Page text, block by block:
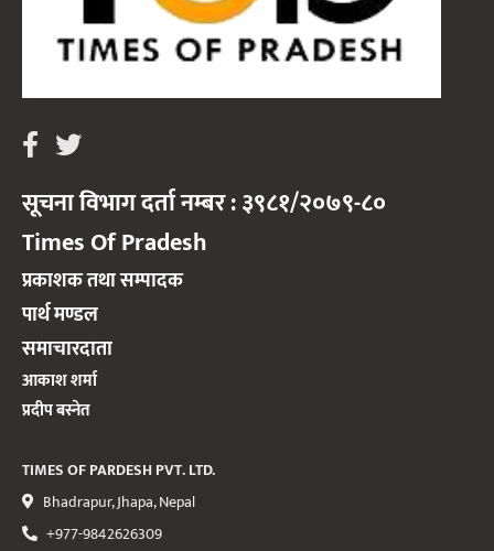
सूचना विभाग दर्ता नम्बर : ३९८१/२०७९-८०
Times Of Pradesh
प्रकाशक तथा सम्पादक
पार्थ मण्डल
समाचारदाता
आकाश शर्मा
प्रदीप बस्नेत
TIMES OF PARDESH PVT. LTD.
Bhadrapur, Jhapa, Nepal
+977-9842626309